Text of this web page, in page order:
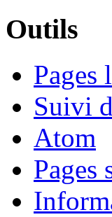
Outils
Pages
Suivi
Atom
Pages